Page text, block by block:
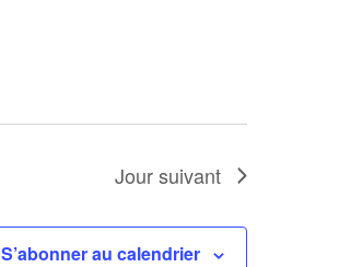
Jour suivant
S’abonner au calendrier